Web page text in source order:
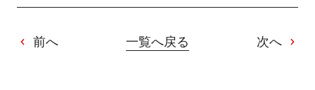
前へ 一覧へ戻る 次へ